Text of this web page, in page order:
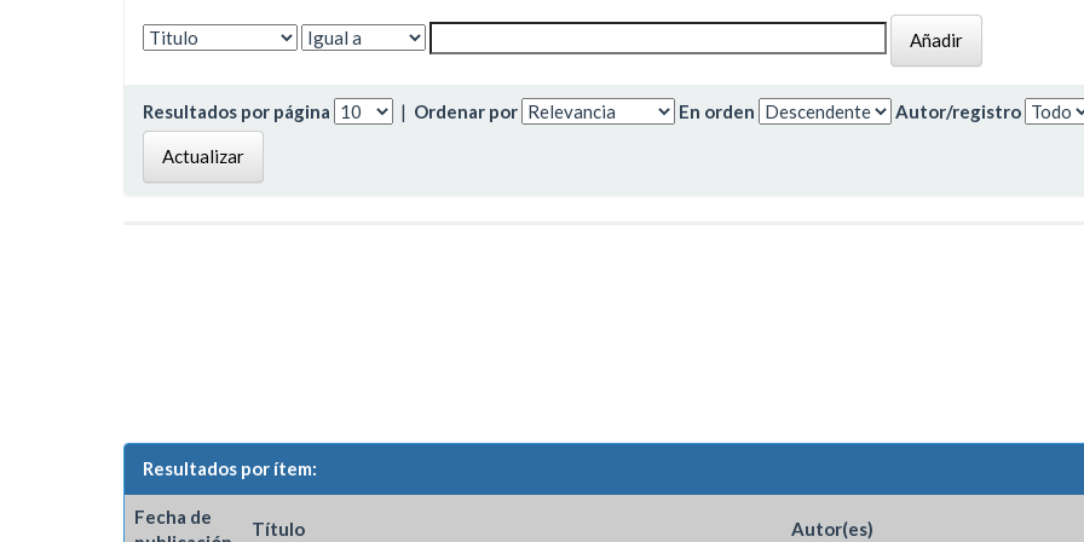
Resultados por página | Ordenar por En orden Autor/registro
Resultados por ítem:
Fecha de
Título Autor(es)